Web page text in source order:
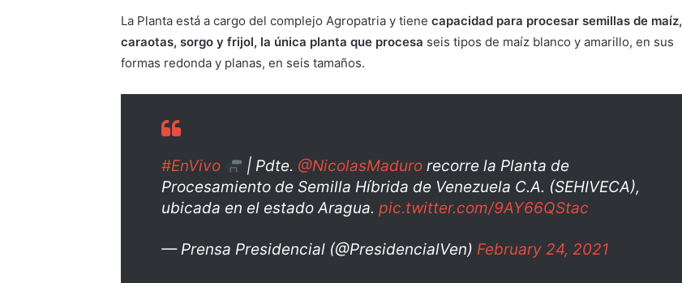
La Planta está a cargo del complejo Agropatria y tienecapacidad para procesar semillas de maíz,
caraotas, sorgo y frijol, la única planta que procesa seis tipos de maíz blanco y amarillo, en sus
formas redonda y planas, en seis tamaños.
#EnVivo | Pdte. @NicolasMaduro recorre la Planta de
Procesamiento de Semilla Híbrida de Venezuela C.A. (SEHIVECA),
ubicada en el estado Aragua.pic.twitter.com/9AY66QStac
— Prensa Presidencial (@PresidencialVen) February 24, 2021